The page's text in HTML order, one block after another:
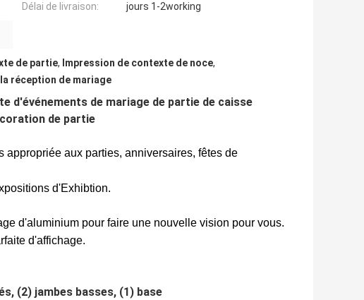
Délai de livraison: jours 1-2working
de partie, Impression de contexte de noce,
réception de mariage
d'événements de mariage de partie de caisse
de partie
aux parties, anniversaires, fêtes de
d'Exhibtion.
d'aluminium pour faire une nouvelle vision pour vous.
d'affichage.
(2) jambes basses, (1) base